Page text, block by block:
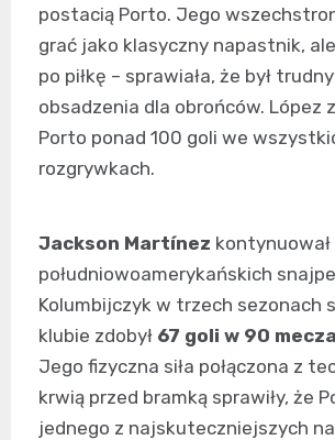
postacią Porto. Jego
grać jako klasyczny napastnik,
po piłkę – sprawiała, że był
obsadzenia dla obrońców. López
Porto ponad 100 goli we
rozgrywkach.
Jackson Martínez
południowoamerykańskich
Kolumbijczyk w trzech sezonach
klubie zdobył 67 goli w 90
Jego fizyczna siła połączona z
krwią przed bramką sprawiły, że
jednego z najskuteczniejszych